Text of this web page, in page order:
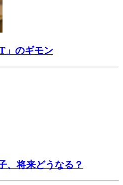
」のギモン
、将来どうなる？